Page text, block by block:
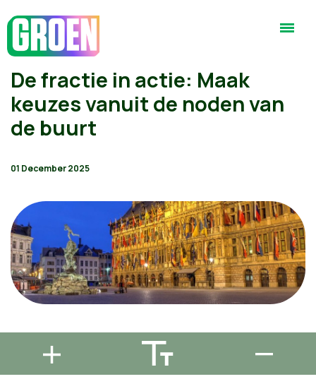
De fractie in actie: Maak
keuzes vanuit de noden van
de buurt
01 December 2025